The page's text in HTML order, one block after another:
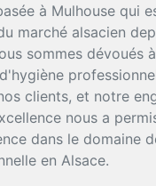
à Mulhouse qui
marché alsacien
sommes dévoués
clients, et notre
nous a
dans le domaine
en Alsace.